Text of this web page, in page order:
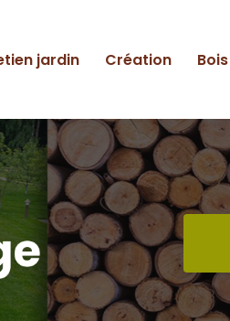
jardin Création